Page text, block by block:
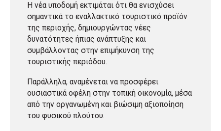
Η νέα υποδομή εκτιμάται ότι θα ενισχύσει
σημαντικά το εναλλακτικό τουριστικό προϊόν
της περιοχής, δημιουργώντας νέες
δυνατότητες ήπιας ανάπτυξης και
συμβάλλοντας στην επιμήκυνση της
τουριστικής περιόδου.
Παράλληλα, αναμένεται να προσφέρει
ουσιαστικά οφέλη στην τοπική οικονομία, μέσα
από την οργανωμένη και βιώσιμη αξιοποίηση
του φυσικού πλούτου.